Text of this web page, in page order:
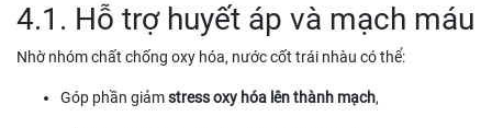
4.1. Hỗ trợ huyết áp và mạch máu
Nhờ nhóm chất chống oxy hóa, nước cốt trái nhàu có thể:
Góp phần giảmstress oxy hóa lên thành mạch,